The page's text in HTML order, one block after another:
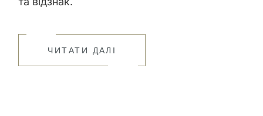
ЧИТАТИ ДАЛІ